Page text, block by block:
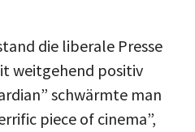
die liberale Presse
weitgehend positiv
schwärmte man
piece of cinema”,